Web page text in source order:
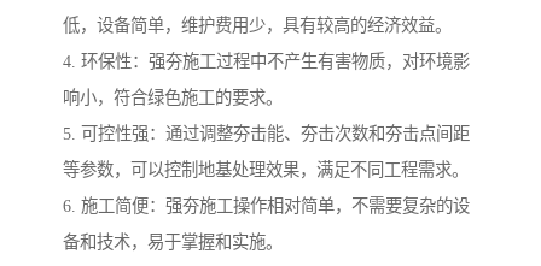
低，设备简单，维护费用少，具有较高的经济效益。
4. 环保性：强夯施工过程中不产生有害物质，对环境影
响小，符合绿色施工的要求。
5. 可控性强：通过调整夯击能、夯击次数和夯击点间距
等参数，可以控制地基处理效果，满足不同工程需求。
6. 施工简便：强夯施工操作相对简单，不需要复杂的设
备和技术，易于掌握和实施。